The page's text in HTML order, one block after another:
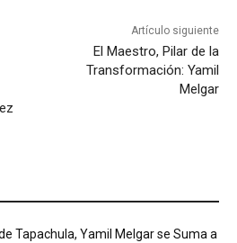
Artículo siguiente
El Maestro, Pilar de la
Transformación: Yamil
Melgar
Tapachula, Yamil Melgar se Suma a